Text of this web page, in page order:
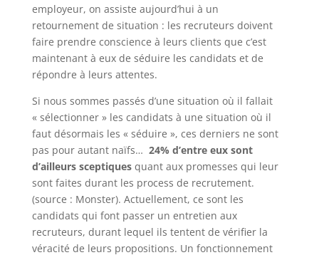
employeur, on assiste aujourd’hui à un
retournement de situation : les recruteurs doivent
faire prendre conscience à leurs clients que c’est
maintenant à eux de séduire les candidats et de
répondre à leurs attentes.
Si nous sommes passés d’une situation où il fallait
« sélectionner » les candidats à une situation où il
faut désormais les « séduire », ces derniers ne sont
pas pour autant naïfs… 24% d’entre eux sont
d’ailleurs sceptiquesquant aux promesses qui leur
sont faites durant les process de recrutement.
(source : Monster). Actuellement, ce sont les
candidats qui font passer un entretien aux
recruteurs, durant lequel ils tentent de vérifier la
véracité de leurs propositions. Un fonctionnement